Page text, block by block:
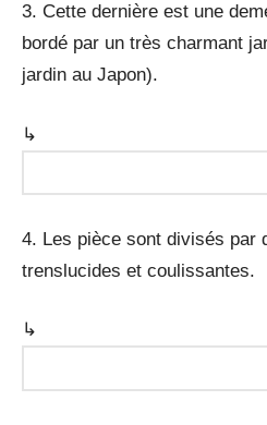
3. Cette dernière est une
bordé par un très charmant
jardin au Japon).
↳
4. Les pièce sont divisés par
trenslucides et coulissantes.
↳